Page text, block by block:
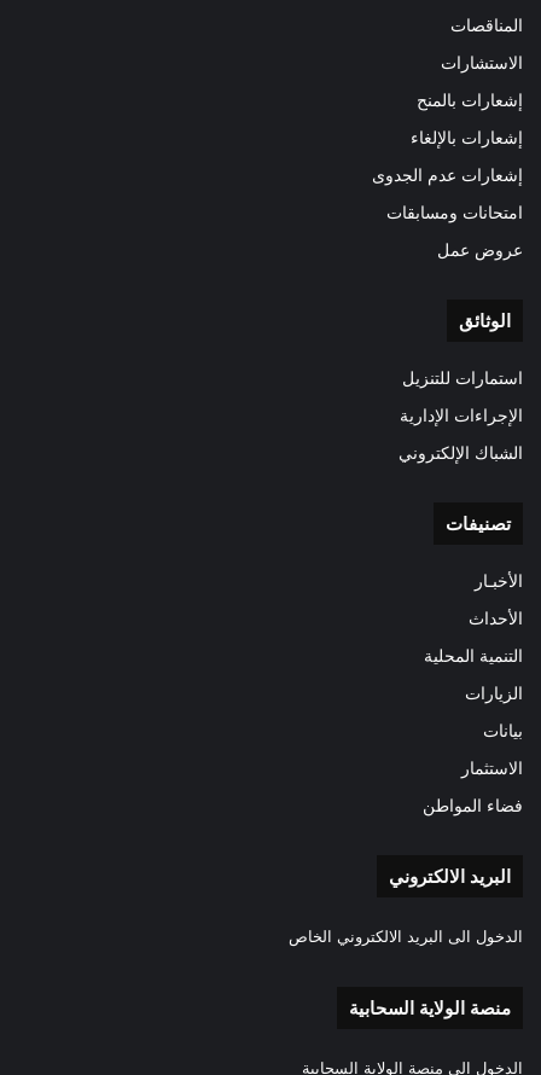
المناقصات
الاستشارات
إشعارات بالمنح
إشعارات بالإلغاء
إشعارات عدم الجدوى
امتحانات ومسابقات
عروض عمل
الوثائق
استمارات للتنزيل
الإجراءات الإدارية
الشباك الإلكتروني
تصنيفات
الأخبـار
الأحداث
التنمية المحلية
الزيارات
بيانات
الاستثمار
فضاء المواطن
البريد الالكتروني
الدخول الى البريد الالكتروني الخاص
منصة الولاية السحابية
الدخول الى منصة الولاية السحابية